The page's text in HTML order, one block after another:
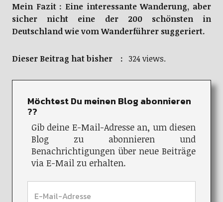
Mein Fazit : Eine interessante Wanderung, aber
sicher nicht eine der 200 schönsten in
Deutschland wie vom Wanderführer suggeriert.
Dieser Beitrag hat bisher : 324 views.
Möchtest Du meinen Blog abonnieren
??
Gib deine E-Mail-Adresse an, um diesen
Blog zu abonnieren und
Benachrichtigungen über neue Beiträge
via E-Mail zu erhalten.